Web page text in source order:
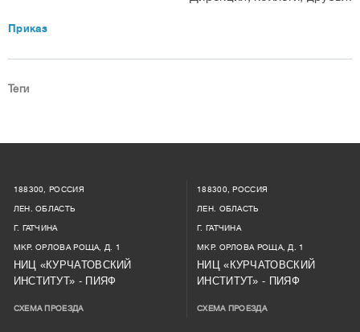
Приказ
Теги
188300, РОССИЯ
ЛЕН. ОБЛАСТЬ
Г. ГАТЧИНА
МКР. ОРЛОВА РОЩА, Д. 1
НИЦ «КУРЧАТОВСКИЙ
ИНСТИТУТ» - ПИЯФ
СХЕМА ПРОЕЗДА
188300, РОССИЯ
ЛЕН. ОБЛАСТЬ
Г. ГАТЧИНА
МКР. ОРЛОВА РОЩА, Д. 1
НИЦ «КУРЧАТОВСКИЙ
ИНСТИТУТ» - ПИЯФ
СХЕМА ПРОЕЗДА